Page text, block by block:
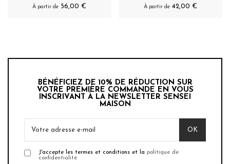
À partir de 56,00 € À partir de42,00 €
BÉNÉFICIEZ DE 10% DE RÉDUCTION SUR
VOTRE PREMIÈRE COMMANDE EN VOUS
INSCRIVANT À LA NEWSLETTER SENSEI
MAISON
J'accepte les termes et conditions et la politique de
confidentialité